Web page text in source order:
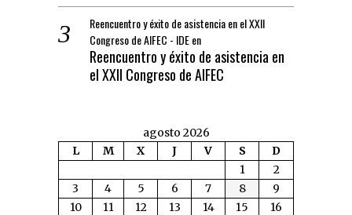
Reencuentro y éxito de asistencia en el XXII
Congreso de AIFEC - IDEen
Reencuentro y éxito de asistencia en
el XXII Congreso de AIFEC
agosto 2026
L
M X J V S
D
1
2
3
4 5 6 7 8
9
10
11 12 13 14 15
16